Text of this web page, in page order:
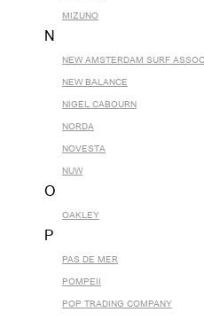
MIZUNO
N
NEW AMSTERDAM SURF
NEW BALANCE
NIGEL CABOURN
NORDA
NOVESTA
NUW
O
OAKLEY
P
PAS DE MER
POMPEII
POP TRADING COMPANY